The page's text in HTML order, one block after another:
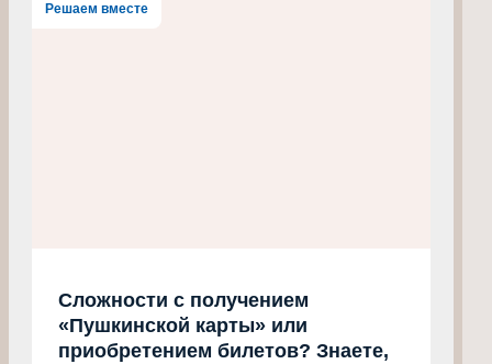
Решаем вместе
Сложности с получением
«Пушкинской карты» или
приобретением билетов? Знаете,